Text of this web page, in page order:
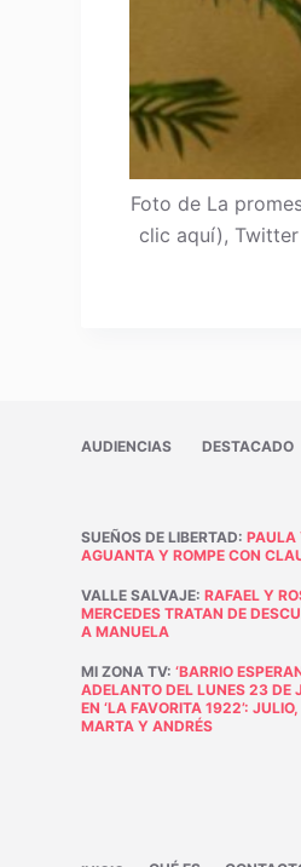
Foto de La
clic aquí),
AUDIENCIAS DESTACADO
SUEÑOS DE LIBERTAD:PAULA
AGUANTA Y ROMPE CON
VALLE SALVAJE:RAFAEL Y
MERCEDES TRATAN DE
A MANUELA
MI ZONA TV:‘BARRIO
ADELANTO DEL LUNES 23 DE
EN ‘LA FAVORITA 1922’:
MARTA Y ANDRÉS